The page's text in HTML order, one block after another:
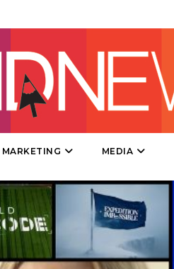
DATI
RICERCHE
PREVISIONI/SCENARI
NORMATIVE
TREND
MARKETING MEDIA